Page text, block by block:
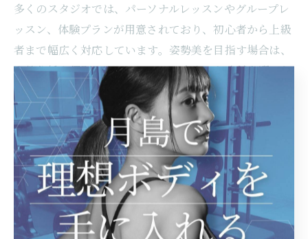
多くのスタジオでは、パーソナルレッスンやグループレ
ッスン、体験プランが用意されており、初心者から上級
者まで幅広く対応しています。姿勢美を目指す場合は、
姿勢分析や個別カウンセリングが充実した店舗を選ぶと
効果的です。
利用者の口コミや体験談も参考にしつつ、実際に体験レ
ッスンを受けてみることが失敗しないスタジオ選びのコ
ツです。自分に合った環境で続けることで、理想の姿勢
と健康的な身体を手に入れやすくなります。
マシンピラティスで背筋美人を目指すポイント